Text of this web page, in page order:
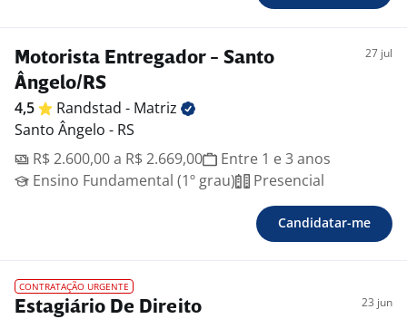
Motorista Entregador - Santo
Ângelo/RS
27 jul
4,5 Randstad - Matriz
Santo Ângelo - RS
R$ 2.600,00 a R$ 2.669,00
Entre 1 e 3 anos
Ensino Fundamental (1º grau)
Presencial
Candidatar-me
CONTRATAÇÃO URGENTE
Estagiário De Direito 23 jun